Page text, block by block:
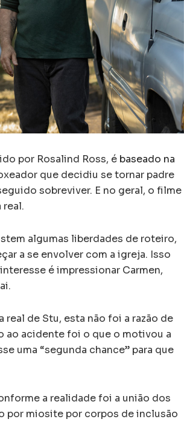
por Rosalind Ross, é baseado na
que decidiu se tornar padre
sobreviver. E no geral, o filme
algumas liberdades de roteiro,
a se envolver com a igreja. Isso
é impressionar Carmen,
real de Stu, esta não foi a razão de
ao acidente foi o que o motivou a
uma “segunda chance” para que
a realidade foi a união dos
por miosite por corpos de inclusão